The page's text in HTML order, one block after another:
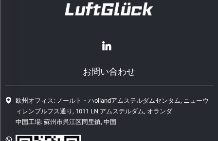
お問い合わせ
欧州オフィス: ノールト・ハollandアムステルダムセンタム, ニューウ
ィレンブルフス通り, 1011 LN アムステルダム, オランダ
中国工場: 蘇州市呉江区同里鎮, 中国